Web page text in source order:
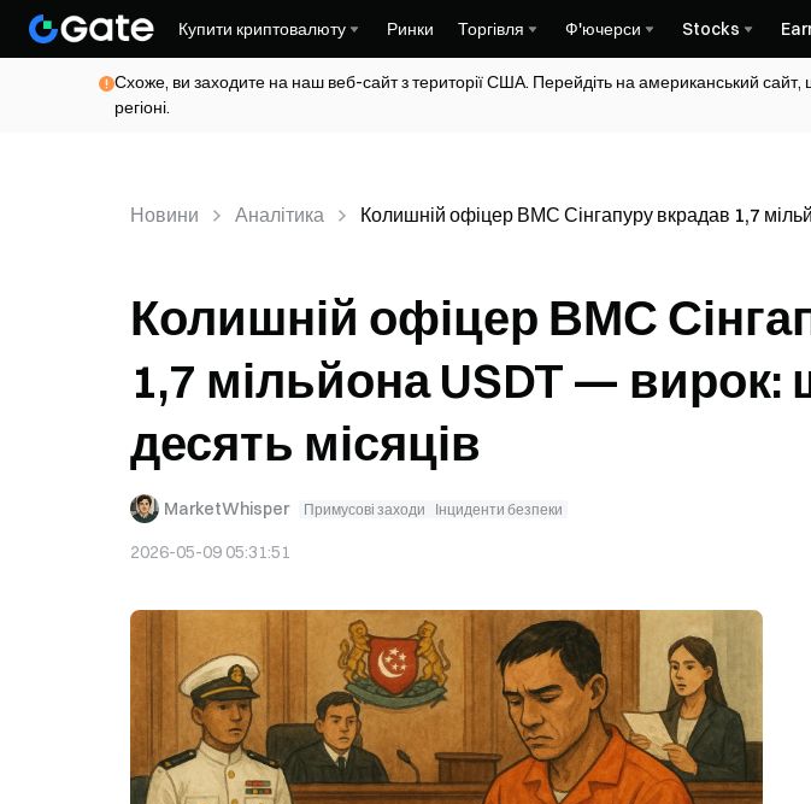
Купити криптовалюту Ринки Торгівля Ф'ючерси Stocks
Схоже, ви заходите на наш веб-сайт з території США. Перейдіть на американський
регіоні.
Новини Аналітика Колишній офіцер ВМС Сінгапуру вкрадав 1,7
Колишній офіцер ВМС
1,7 мільйона USDT — вирок:
десять місяців
MarketWhisper Примусові заходи Інциденти безпеки
2026-05-09 05:31:51